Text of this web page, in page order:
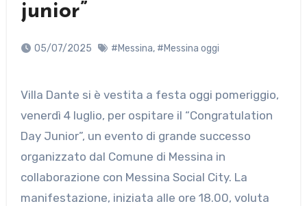
junior”
05/07/2025 #Messina, #Messina oggi
Villa Dante si è vestita a festa oggi pomeriggio,
venerdì 4 luglio, per ospitare il “Congratulation
Day Junior”, un evento di grande successo
organizzato dal Comune di Messina in
collaborazione con Messina Social City. La
manifestazione, iniziata alle ore 18.00, voluta